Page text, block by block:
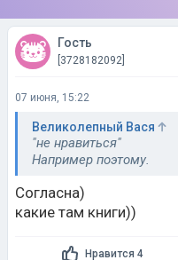
Гость
[3728182092]
07 июня, 15:22
Великолепный Вася
"не нравиться"
Например поэтому.
Согласна)
какие там книги))
Нравится 4